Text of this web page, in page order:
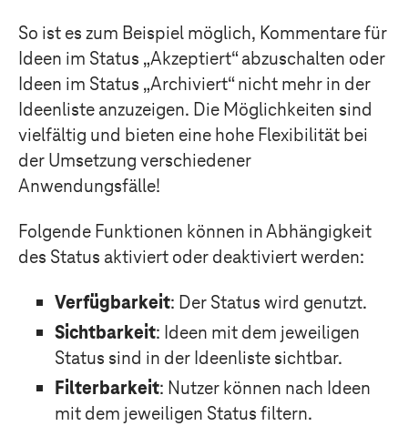
So ist es zum Beispiel möglich, Kommentare für
Ideen im Status „Akzeptiert“ abzuschalten oder
Ideen im Status „Archiviert“ nicht mehr in der
Ideenliste anzuzeigen. Die Möglichkeiten sind
vielfältig und bieten eine hohe Flexibilität bei
der Umsetzung verschiedener
Anwendungsfälle!
Folgende Funktionen können in Abhängigkeit
des Status aktiviert oder deaktiviert werden:
Verfügbarkeit: Der Status wird genutzt.
Sichtbarkeit: Ideen mit dem jeweiligen
Status sind in der Ideenliste sichtbar.
Filterbarkeit: Nutzer können nach Ideen
mit dem jeweiligen Status filtern.